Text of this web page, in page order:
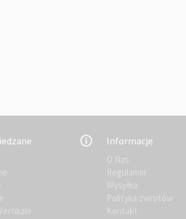
Informacje
O Nas
Regulamin
Wysyłka
Polityka zwrotów
Kontakt